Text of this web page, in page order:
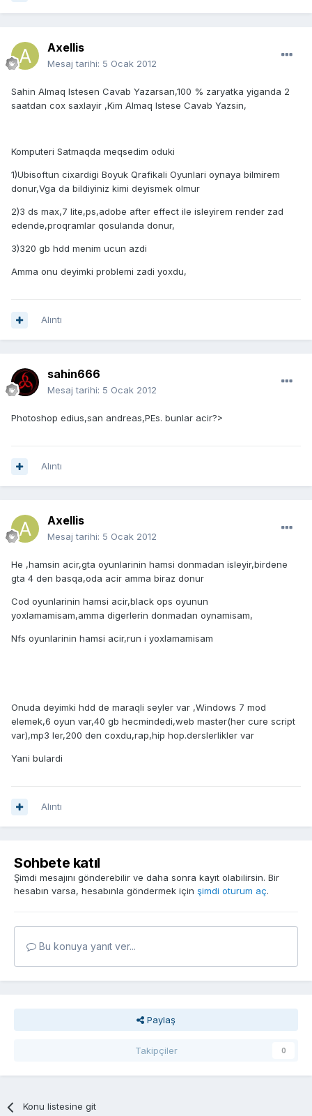
Axellis
Mesaj tarihi: 5 Ocak 2012
Sahin Almaq Istesen Cavab Yazarsan,100 % zaryatka yiganda 2
saatdan cox saxlayir ,Kim Almaq Istese Cavab Yazsin,
Komputeri Satmaqda meqsedim oduki
1)Ubisoftun cixardigi Boyuk Qrafikali Oyunlari oynaya bilmirem
donur,Vga da bildiyiniz kimi deyismek olmur
2)3 ds max,7 lite,ps,adobe after effect ile isleyirem render zad
edende,proqramlar qosulanda donur,
3)320 gb hdd menim ucun azdi
Amma onu deyimki problemi zadi yoxdu,
Alıntı
sahin666
Mesaj tarihi: 5 Ocak 2012
Photoshop edius,san andreas,PEs. bunlar acir?>
Alıntı
Axellis
Mesaj tarihi: 5 Ocak 2012
He ,hamsin acir,gta oyunlarinin hamsi donmadan isleyir,birdene
gta 4 den basqa,oda acir amma biraz donur
Cod oyunlarinin hamsi acir,black ops oyunun
yoxlamamisam,amma digerlerin donmadan oynamisam,
Nfs oyunlarinin hamsi acir,run i yoxlamamisam
Onuda deyimki hdd de maraqli seyler var ,Windows 7 mod
elemek,6 oyun var,40 gb hecmindedi,web master(her cure script
var),mp3 ler,200 den coxdu,rap,hip hop.derslerlikler var
Yani bulardi
Alıntı
Sohbete katıl
Şimdi mesajını gönderebilir ve daha sonra kayıt olabilirsin. Bir
hesabın varsa, hesabınla göndermek için şimdi oturum aç.
Bu konuya yanıt ver...
Paylaş
Takipçiler 0
Konu listesine git